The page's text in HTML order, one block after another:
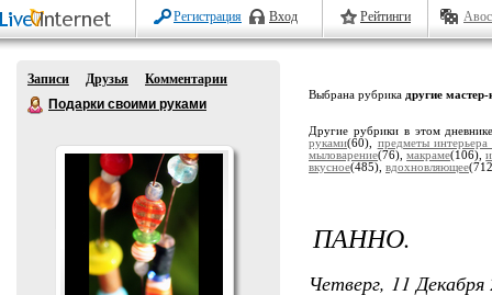
Регистрация Вход Рейтинги
Записи Друзья
Комментарии
Подарки своими руками
Выбрана рубрика другие
Другие рубрики в этом
руками(60), предметы
мыловарение(76),макраме(106),
вкусное(485), вдохновляющее
ПАННО.
Четверг, 11